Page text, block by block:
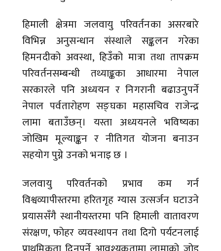
हिमाली क्षेत्रमा जलवायु परिवर्तनका असरबारे
विभिन्न अनुसन्धान संस्थाले सङ्कलन गरेका
हिमनदीको अवस्था, हिउँको मात्रा तथा तापक्रम
परिवर्तनसम्बन्धी तथ्याङ्कका आधारमा नेपाल
सरकारले पनि अध्ययन र निगरानी बढाउनुपर्ने
नेपाल पर्वतारोहण सङ्घका महासचिव राजेन्द्र
लामा बताउँछन्। यस्ता अध्ययनले भविष्यका
जोखिम मूल्याङ्कन र नीतिगत योजना बनाउन
सहयोग पुग्ने उनको भनाइ छ ।
जलवायु परिवर्तनको प्रभाव कम गर्न
विश्वव्यापीस्तरमा हरितगृह ग्यास उत्सर्जन घटाउने
प्रयाससँगै स्थानीयस्तरमा पनि हिमाली वातावरण
संरक्षण, फोहर व्यवस्थापन तथा दिगो पर्यटनलाई